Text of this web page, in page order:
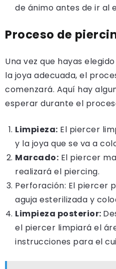
de ánimo antes de ir al
Proceso de
Una vez que hayas
la joya adecuada, el
comenzará. Aquí hay
esperar durante el
Limpieza: El piercer
y la joya que se va a
Marcado: El piercer
realizará el piercing.
Perforación: El piercer
aguja esterilizada y
Limpieza posterior:
el piercer limpiará el
instrucciones para el